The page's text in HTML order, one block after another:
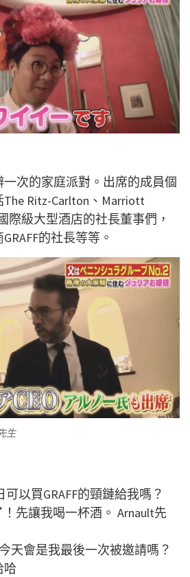
次的家庭派對。出席的成員個
Ritz-Carlton、Marriott
際級大型酒店的社長董事們，
的社長等等。
生
以買GRAFF的頸鏈給我嗎？
先讓我喝一杯酒。 Arnault先
今天會是我最後一次被邀請嗎？
哈